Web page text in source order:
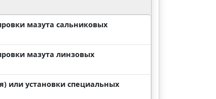
мазута сальниковых
мазута линзовых
или установки специальных